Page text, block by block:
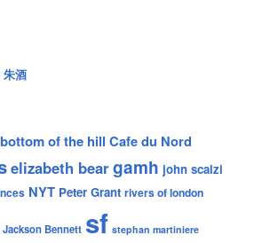
酒
bottom of the hill Cafe du Nord
elizabeth beargamh john scalzi
NYT Peter Grant rivers of london
Jackson Bennett sf stephan martiniere